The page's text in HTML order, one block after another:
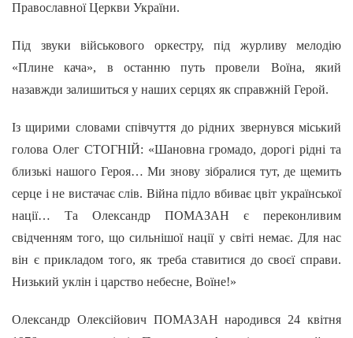
Православної Церкви України.
Під звуки військового оркестру, під журливу мелодію
«Плине кача», в останню путь провели Воїна, який
назавжди залишиться у наших серцях як справжній Герой.
Із щирими словами співчуття до рідних звернувся міський
голова Олег СТОГНІЙ: «Шановна громадо, дорогі рідні та
близькі нашого Героя… Ми знову зібралися тут, де щемить
серце і не вистачає слів. Війна підло вбиває цвіт української
нації… Та Олександр ПОМАЗАН є переконливим
свідченням того, що сильнішої нації у світі немає. Для нас
він є прикладом того, як треба ставитися до своєї справи.
Низький уклін і царство небесне, Воїне!»
Олександр Олексійович ПОМАЗАН народився 24 квітня